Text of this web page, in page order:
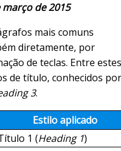
de 2015
mais comuns
diretamente, por
de teclas. Entre estes
de título, conhecidos por
3.
Estilo aplicado
1 (Heading 1)